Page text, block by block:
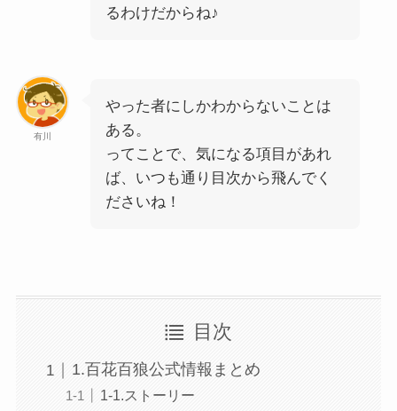
るわけだからね♪
有川
やった者にしかわからないことは
ある。
ってことで、気になる項目があれ
ば、いつも通り目次から飛んでく
ださいね！
目次
1.百花百狼公式情報まとめ
1-1.ストーリー